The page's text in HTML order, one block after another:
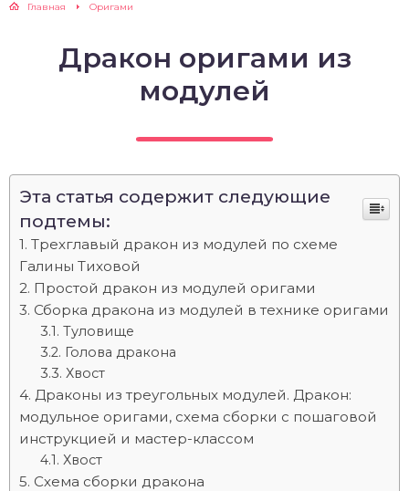
Главная Оригами
Дракон оригами из
модулей
Эта статья содержит следующие
подтемы:
Трехглавый дракон из модулей по схеме
Галины Тиховой
Простой дракон из модулей оригами
Сборка дракона из модулей в технике оригами
Туловище
Голова дракона
Хвост
Драконы из треугольных модулей. Дракон:
модульное оригами, схема сборки с пошаговой
инструкцией и мастер-классом
Хвост
Схема сборки дракона